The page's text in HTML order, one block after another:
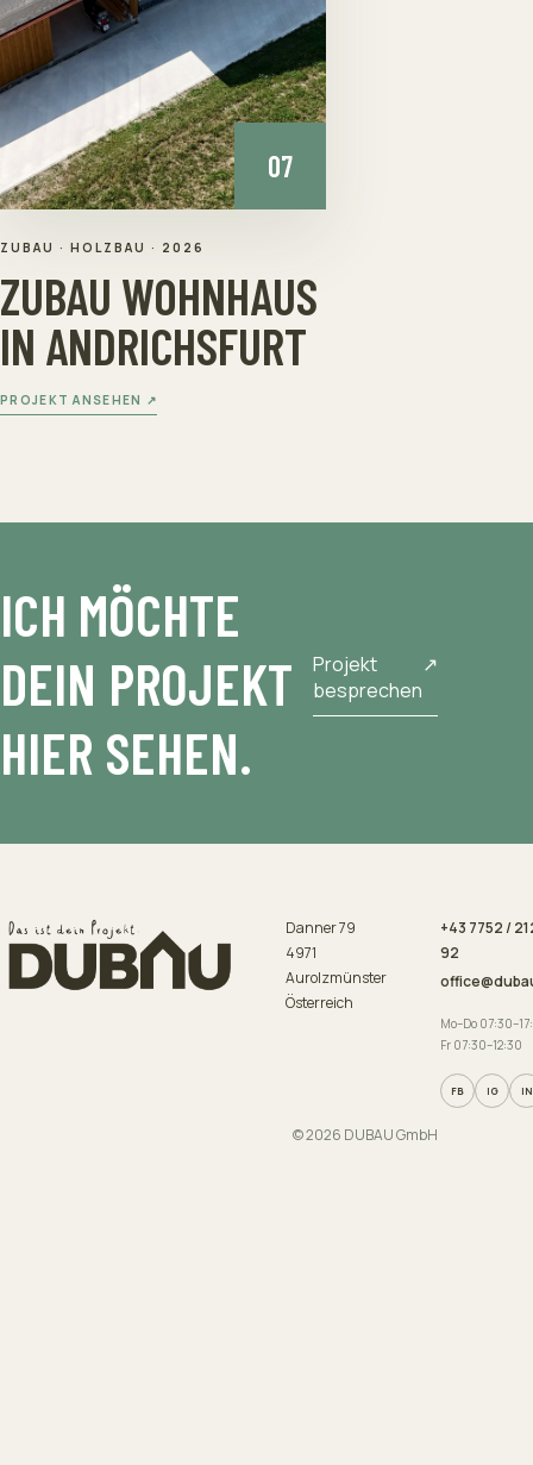
07
ZUBAU · HOLZBAU · 2026
ZUBAU WOHNHAUS
IN ANDRICHSFURT
PROJEKT ANSEHEN ↗
ICH MÖCHTE
DEIN PROJEKT
HIER SEHEN.
Projekt
besprechen
↗
Danner 79
4971
Aurolzmünster
Österreich
+43 7752 /
92
Mo–Do
Fr 07:30–12:30
FB IG IN
© 2026 DUBAU GmbH